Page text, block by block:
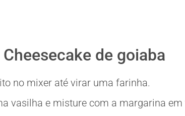
de goiaba
no mixer até virar uma farinha.
vasilha e misture com a margarina